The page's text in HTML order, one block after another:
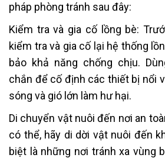
pháp phòng tránh sau đây:
Kiểm tra và gia cố lồng bè:
kiểm tra và gia cố lại hệ thống
bảo khả năng chống chịu.
chắn để cố định các thiết bị nổi
sóng và gió lớn làm hư hại.
Di chuyển vật nuôi đến nơi an
có thể, hãy di dời vật nuôi đến
biệt là những nơi tránh xa vùng